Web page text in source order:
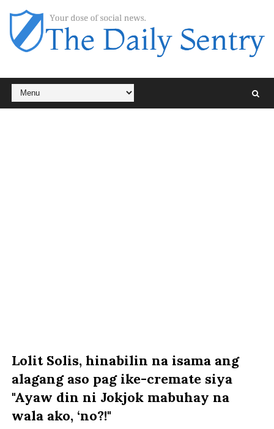
Lolit Solis, hinabilin na isama ang
alagang aso pag ike-cremate siya
"Ayaw din ni Jokjok mabuhay na
wala ako, ‘no?!"